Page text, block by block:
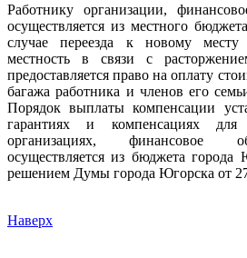
Работнику организации,
осуществляется из местного
случае переезда к новому
местность в связи с
предоставляется право на оплату
багажа работника и членов его
Порядок выплаты компенсации
гарантиях и компенсациях
организациях, финансовое
осуществляется из бюджета
решением Думы города Югорска от
Наверх